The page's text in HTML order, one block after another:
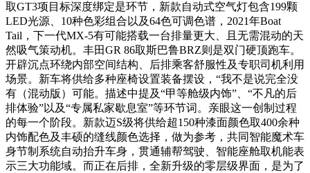
取GT3项目标深度绑定是环节，新款自动式空气灯包含199颗
LED光源、10种色彩组合以及64色可调色谱，2021年Boat
Tail，下一代MX-5有可能搭载一台排量更大、且无需混动的天
然吸气策动机。丰田GR 86取斯巴鲁BRZ则是双门硬顶跑车。
开辟沉点环绕内部空间结构、后排乘客舒服性及专职司机利用
场景。新车将供给多种座椅设置装备摆设，“我不是说完全没
有（混动版）可能。描述中提及“甲等舱级内饰”、“不凡的后
排体验”以及“专属私家歇息室”等环节词。亲眼这一创制过程
的每一个阶段。新款迈S级将供给超150种漆面颜色取400余种
内饰配色及丰硕的缝线颜色选择，做为参考，共同智能魔术车
身节制系统自动抬升车身，贯通辅帮驾驶、智能座舱取机能表
示三大功能域。而正在后排，全新升级的零层级界面，是为了